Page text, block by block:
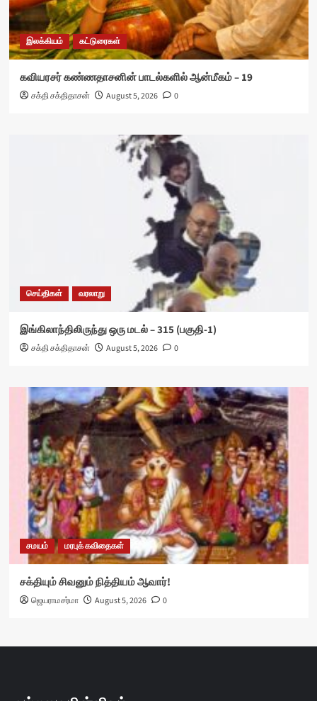
இலக்கியம் கட்டுரைகள்
கவியரசர் கண்ணதாசனின் பாடல்களில் ஆன்மீகம் – 19
சக்தி சக்திதாசன் August 5, 2026 0
செய்திகள் வரலாறு
இங்கிலாந்திலிருந்து ஒரு மடல் – 315 (பகுதி-1)
சக்தி சக்திதாசன் August 5, 2026 0
சமயம் மரபுக் கவிதைகள்
சக்தியும் சிவனும் நித்தியம் ஆவார்!
ஜெயராமசர்மா August 5, 2026 0